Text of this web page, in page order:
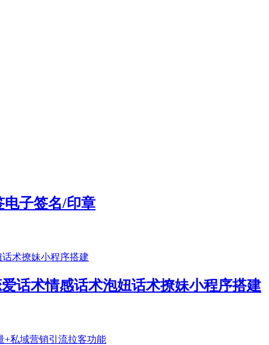
电子签名/印章
话术情感话术泡妞话术撩妹小程序搭建